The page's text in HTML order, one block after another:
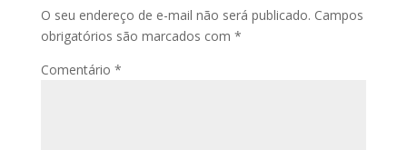
O seu endereço de e-mail não será publicado. Campos
obrigatórios são marcados com *
Comentário *